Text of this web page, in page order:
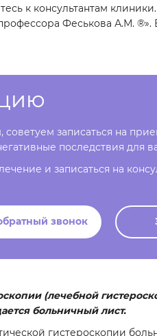
к консультантам
Феськова А.М. ®».
записаться на
последствия для
и записаться на
звонок
(лечебной
больничный лист.
гистероскопии